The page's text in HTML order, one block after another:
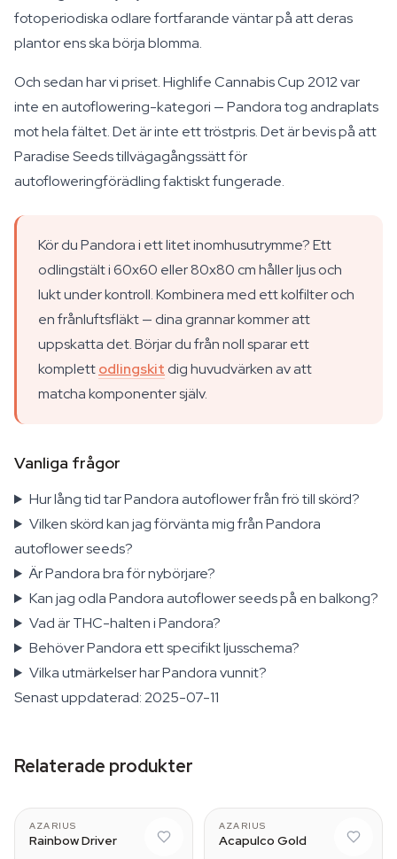
fotoperiodiska odlare fortfarande väntar på att deras
plantor ens ska börja blomma.
Och sedan har vi priset. Highlife Cannabis Cup 2012 var
inte en autoflowering-kategori — Pandora tog andraplats
mot hela fältet. Det är inte ett tröstpris. Det är bevis på att
Paradise Seeds tillvägagångssätt för
autofloweringförädling faktiskt fungerade.
Kör du Pandora i ett litet inomhusutrymme? Ett
odlingstält i 60x60 eller 80x80 cm håller ljus och
lukt under kontroll. Kombinera med ett kolfilter och
en frånluftsfläkt — dina grannar kommer att
uppskatta det. Börjar du från noll sparar ett
komplettodlingskit dig huvudvärken av att
matcha komponenter själv.
Vanliga frågor
Hur lång tid tar Pandora autoflower från frö till skörd?
Vilken skörd kan jag förvänta mig från Pandora
autoflower seeds?
Är Pandora bra för nybörjare?
Kan jag odla Pandora autoflower seeds på en balkong?
Vad är THC-halten i Pandora?
Behöver Pandora ett specifikt ljusschema?
Vilka utmärkelser har Pandora vunnit?
Senast uppdaterad: 2025-07-11
Relaterade produkter
AZARIUS
Rainbow Driver
AZARIUS
Acapulco Gold